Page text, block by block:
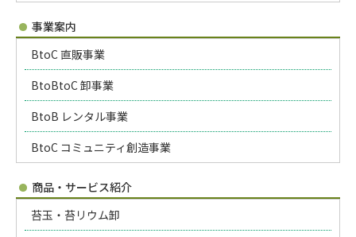
事業案内
BtoC 直販事業
BtoBtoC 卸事業
BtoB レンタル事業
BtoC コミュニティ創造事業
商品・サービス紹介
苔玉・苔リウム卸